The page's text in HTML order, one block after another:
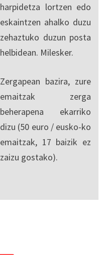
harpidetza lortzen edo
eskaintzen ahalko duzu
zehaztuko duzun posta
helbidean. Milesker.
Zergapean bazira, zure
emaitzak zerga
beherapena ekarriko
dizu (50 euro / eusko-ko
emaitzak, 17 baizik ez
zaizu gostako).